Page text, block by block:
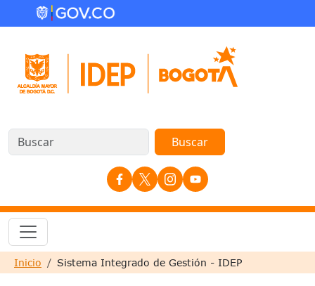
Pasar al contenido principal
Sobrescribir enlaces de ayuda a la
Inicio Sistema Integrado de Gestión - IDEP